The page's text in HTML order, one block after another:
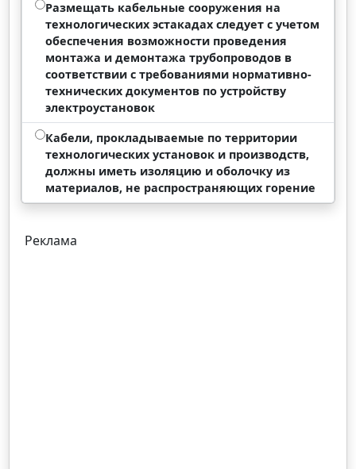
Размещать кабельные сооружения на
технологических эстакадах следует с учетом
обеспечения возможности проведения
монтажа и демонтажа трубопроводов в
соответствии с требованиями нормативно-
технических документов по устройству
электроустановок
Кабели, прокладываемые по территории
технологических установок и производств,
должны иметь изоляцию и оболочку из
материалов, не распространяющих горение
Реклама